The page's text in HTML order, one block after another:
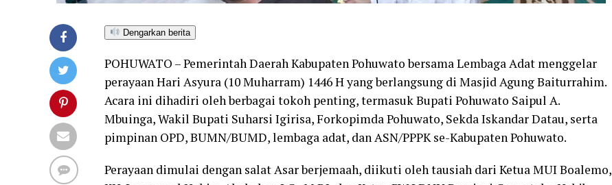
Dengarkan berita
POHUWATO – Pemerintah Daerah Kabupaten Pohuwato bersama Lembaga Adat menggelar
perayaan Hari Asyura (10 Muharram) 1446 H yang berlangsung di Masjid Agung Baiturrahim.
Acara ini dihadiri oleh berbagai tokoh penting, termasuk Bupati Pohuwato Saipul A.
Mbuinga, Wakil Bupati Suharsi Igirisa, Forkopimda Pohuwato, Sekda Iskandar Datau, serta
pimpinan OPD, BUMN/BUMD, lembaga adat, dan ASN/PPPK se-Kabupaten Pohuwato.
Perayaan dimulai dengan salat Asar berjemaah, diikuti oleh tausiah dari Ketua MUI Boalemo,